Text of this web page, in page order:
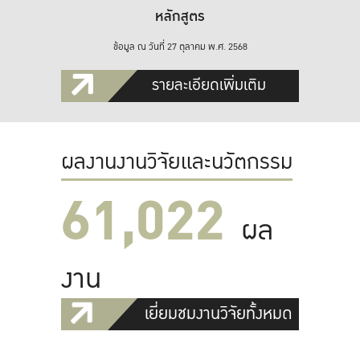
หลักสูตร
ข้อมูล ณ วันที่ 27 ตุลาคม พ.ศ. 2568
รายละเอียดเพิ่มเติม
ผลงานงานวิจัยและนวัตกรรม
61,022 ผล
งาน
เยี่ยมชมงานวิจัยทั้งหมด